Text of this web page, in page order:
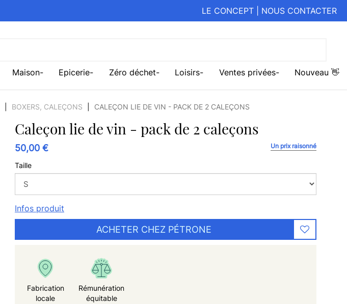
LE CONCEPT NOUS CONTACTER
Maison Epicerie Zéro déchet Loisirs Ventes privées Nouveau 👋
BOXERS, CALEÇONS CALEÇON LIE DE VIN - PACK DE 2 CALEÇONS
Caleçon lie de vin - pack de 2 caleçons
50,00 € Un prix raisonné
Taille
Infos produit
ACHETER CHEZ PÉTRONE
Fabrication
locale
Rémunération
équitable